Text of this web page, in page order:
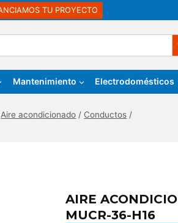
TU PROYECTO
Mantenimiento Electrodomésticos
Aire acondicionado / Conductos /
AIRE
MUCR-36-H16